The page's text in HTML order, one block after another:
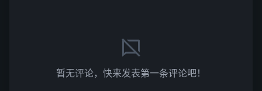
暂无评论，快来发表第一条评论吧！